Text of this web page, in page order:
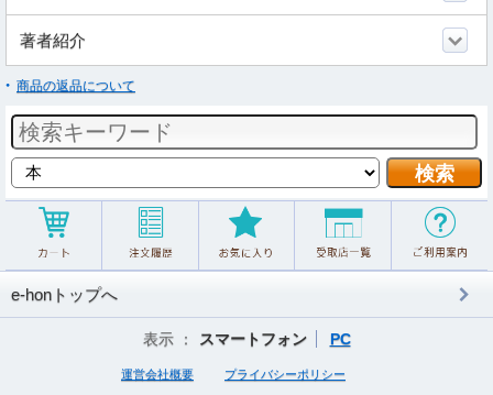
著者紹介
商品の返品について
e-honトップへ
表示 ： スマートフォン PC
運営会社概要 プライバシーポリシー